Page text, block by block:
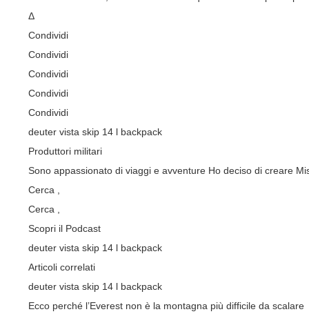
Δ
Condividi
Condividi
Condividi
Condividi
Condividi
deuter vista skip 14 l backpack
Produttori militari
Sono appassionato di viaggi e avventure Ho deciso di creare
Cerca ,
Cerca
Scopri il Podcast
deuter vista skip 14 l backpack
Articoli correlati
deuter vista skip 14 l backpack
Ecco perché l’Everest non è la montagna più difficile da scalare